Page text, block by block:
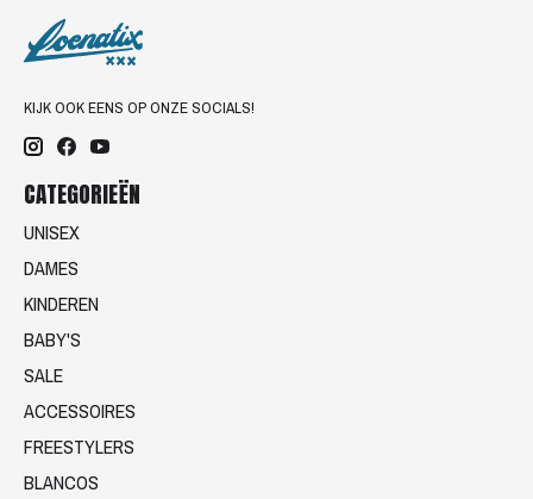
KIJK OOK EENS OP ONZE SOCIALS!
CATEGORIEËN
UNISEX
DAMES
KINDEREN
BABY'S
SALE
ACCESSOIRES
FREESTYLERS
BLANCOS